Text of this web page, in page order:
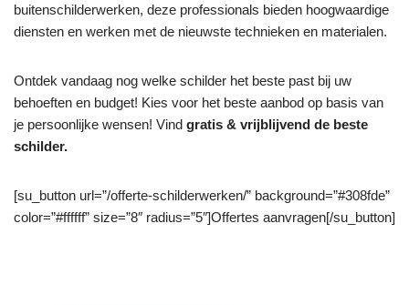
buitenschilderwerken, deze professionals bieden hoogwaardige
diensten en werken met de nieuwste technieken en materialen.
Ontdek vandaag nog welke schilder het beste past bij uw
behoeften en budget! Kies voor het beste aanbod op basis van
je persoonlijke wensen! Vind gratis & vrijblijvend de beste
schilder.
[su_button url=”/offerte-schilderwerken/” background=”#308fde”
color=”#ffffff” size=”8″ radius=”5″]Offertes aanvragen[/su_button]